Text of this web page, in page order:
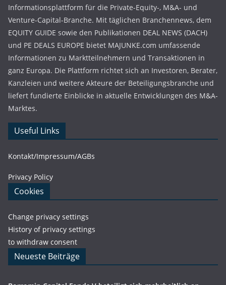
Informationsplattform für die Private-Equity-, M&A- und
Venture-Capital-Branche. Mit täglichen Branchennews, dem
EQUITY GUIDE sowie den Publikationen DEAL NEWS (DACH)
und PE DEALS EUROPE bietet MAJUNKE.com umfassende
Informationen zu Marktteilnehmern und Transaktionen in
ganz Europa. Die Plattform richtet sich an Investoren, Berater,
Kanzleien und weitere Akteure der Beteiligungsbranche und
liefert fundierte Einblicke in aktuelle Entwicklungen des M&A-
Marktes.
Useful Links
Kontakt/Impressum/AGBs
Privacy Policy
Cookies
Change privacy settings
History of privacy settings
to withdraw consent
Neueste Beiträge